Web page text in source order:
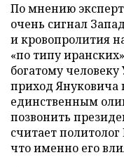
По мнению
очень сигнал
и кровопролития
«по типу
богатому
приход Януковича
единственным
позвонить
считает
что именно его